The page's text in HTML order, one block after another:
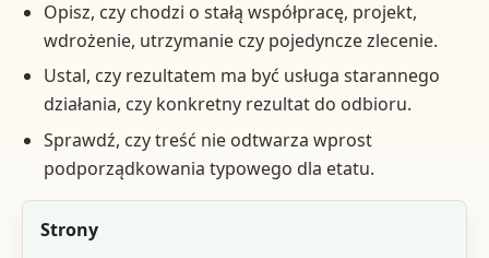
Opisz, czy chodzi o stałą współpracę, projekt,
wdrożenie, utrzymanie czy pojedyncze zlecenie.
Ustal, czy rezultatem ma być usługa starannego
działania, czy konkretny rezultat do odbioru.
Sprawdź, czy treść nie odtwarza wprost
podporządkowania typowego dla etatu.
Obszar
Strony